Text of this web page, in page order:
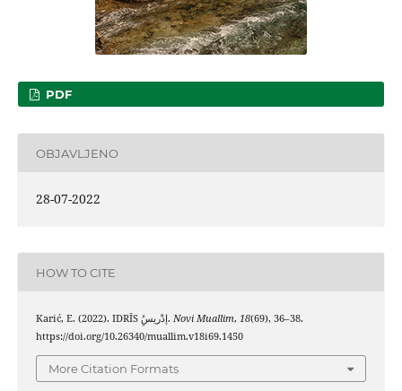
PDF
OBJAVLJENO
28-07-2022
HOW TO CITE
Karić, E. (2022). IDRĪS إدْريسُِ. Novi Muallim, 18(69), 36–38.
https://doi.org/10.26340/muallim.v18i69.1450
More Citation Formats